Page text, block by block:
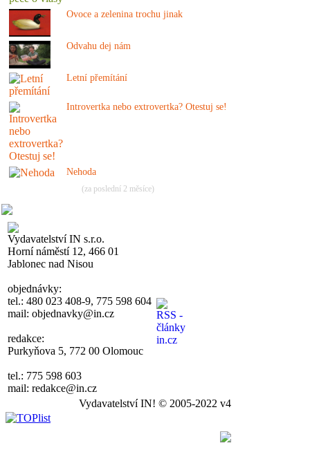
Ovoce a zelenina trochu jinak
Odvahu dej nám
Letní přemítání
Introvertka nebo extrovertka? Otestuj se!
Nehoda
(za poslední 2 měsíce)
Vydavatelství IN s.r.o.
Horní náměstí 12, 466 01
Jablonec nad Nisou
objednávky:
tel.: 480 023 408-9, 775 598 604
mail: objednavky@in.cz
redakce:
Purkyňova 5, 772 00 Olomouc
tel.: 775 598 603
mail: redakce@in.cz
Vydavatelství IN! © 2005-2022 v4